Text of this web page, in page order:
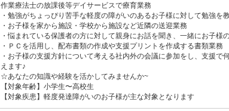
作業療法士の放課後等デイサービスで療育業務
・勉強がちょっぴり苦手な軽度の障がいのあるお子様に対して勉強を
・お子様を家から施設・学校から施設など近隣の送迎業務
・悩まれている保護者の方に対して親身にお話を聞き、一緒にお子様
・ＰＣを活用し、配布書類の作成や支援プリントを作成する書類業務
・お子様の支援方針について考える社内外の会議に参加をし、支援で
えます♪
☆あなたの知識や経験を活かしてみませんか~
【対象年齢】小学生〜高校生
【対象疾患】軽度発達障がいのお子様が主な対象となります